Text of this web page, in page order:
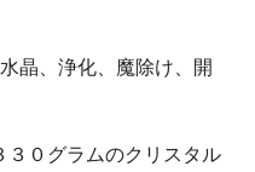
晶、浄化、魔除け、開
３０グラムのクリスタル